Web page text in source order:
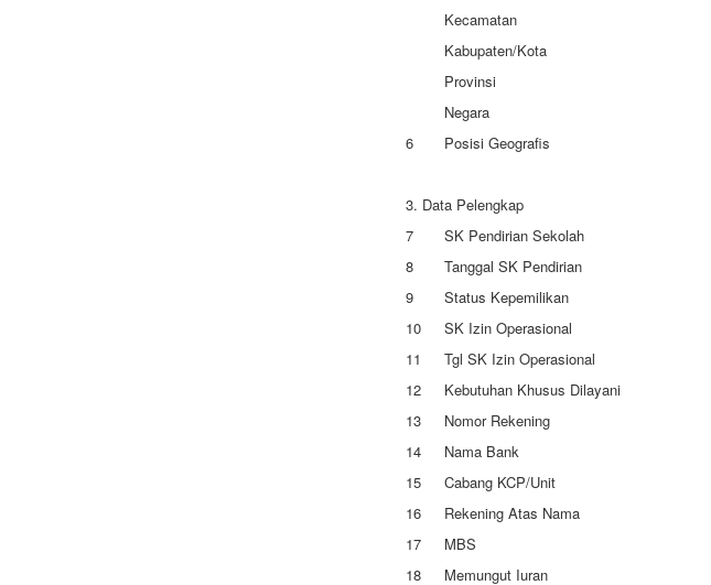
Kecamatan
Kabupaten/Kota
Provinsi
Negara
6
Posisi Geografis
3. Data Pelengkap
7
SK Pendirian Sekolah
8
Tanggal SK Pendirian
9
Status Kepemilikan
10
SK Izin Operasional
11
Tgl SK Izin Operasional
12
Kebutuhan Khusus Dilayani
13
Nomor Rekening
14
Nama Bank
15
Cabang KCP/Unit
16
Rekening Atas Nama
17
MBS
18
Memungut Iuran